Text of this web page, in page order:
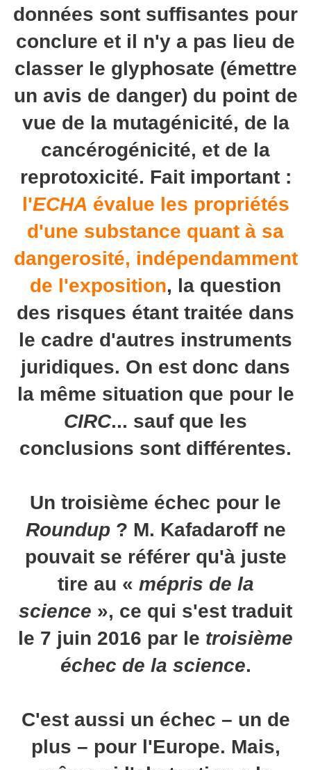
données sont suffisantes pour
conclure et il n'y a pas lieu de
classer le glyphosate (émettre
un avis de danger) du point de
vue de la mutagénicité, de la
cancérogénicité, et de la
reprotoxicité. Fait important :
l'ECHA évalue les propriétés
d'une substance quant à sa
dangerosité, indépendamment
de l'exposition, la question
des risques étant traitée dans
le cadre d'autres instruments
juridiques. On est donc dans
la même situation que pour le
CIRC... sauf que les
conclusions sont différentes.
Un troisième échec pour le
Roundup ? M. Kafadaroff ne
pouvait se référer qu'à juste
tire au « mépris de la
science », ce qui s'est traduit
le 7 juin 2016 par le troisième
échec de la science.
C'est aussi un échec – un de
plus – pour l'Europe. Mais,